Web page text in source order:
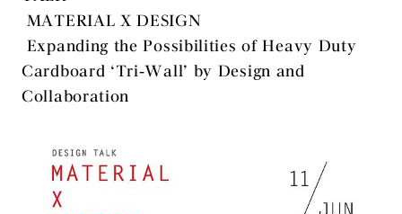
MATERIAL X DESIGN
Expanding the Possibilities of Heavy Duty
Cardboard ‘Tri-Wall’ by Design and
Collaboration